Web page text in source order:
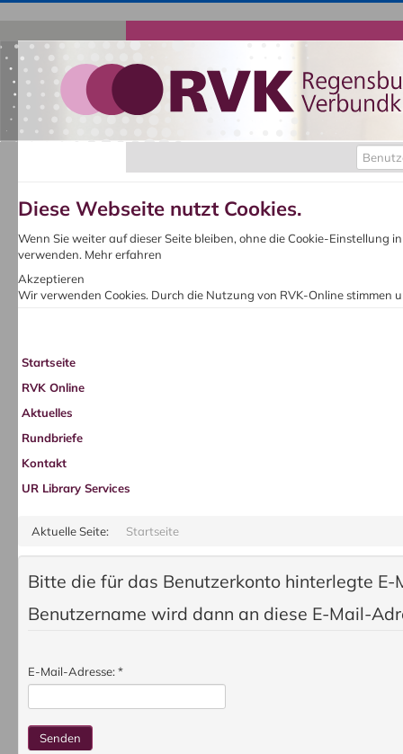
Diese Webseite nutzt Cookies.
Wenn Sie weiter auf dieser Seite bleiben, ohne die Cookie-Einstellung
verwenden. Mehr erfahren
Akzeptieren
Wir verwenden Cookies. Durch die Nutzung von RVK-Online stimmen
Startseite
RVK Online
Aktuelles
Rundbriefe
Kontakt
UR Library Services
Aktuelle Seite: Startseite
Bitte die für das Benutzerkonto hinterlegte
Benutzername wird dann an diese E-Mail-
E-Mail-Adresse: *
Senden